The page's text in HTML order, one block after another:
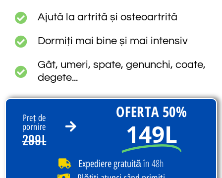
Ajută la artrită și osteoartrită
Dormiți mai bine și mai intensiv
Gât, umeri, spate, genunchi, coate,
degete...
Preț de
pornire
299L
OFERTA 50%
149L
Expediere gratuităîn 48h